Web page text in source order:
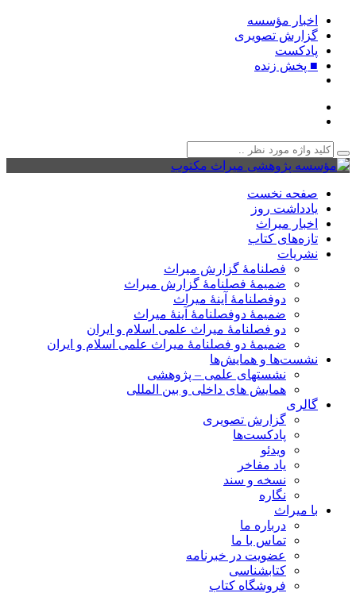
اخبار مؤسسه
گزارش تصویری
پادکست‌
■ پخش زنده
صفحه نخست
یادداشت روز
اخبار میراث
تازه‌های کتاب
نشریات
فصلنامۀ گزارش میراث
ضمیمۀ فصلنامۀ گزارش میراث
دوفصلنامۀ آینۀ میراث
ضمیمۀ دوفصلنامۀ آینۀ میراث
دو فصلنامۀ میراث علمی اسلام و ایران
ضمیمۀ دو فصلنامۀ میراث علمی اسلام و ایران
نشست‌ها و همایش‌ها
نشستهای علمی – پژوهشی
همایش های داخلی و بین المللی
گالری
گزارش تصویری
پادکست‌ها
ویدئو
یاد مفاخر
نسخه و سند
نگاره
با میراث
درباره ما
تماس با ما
عضویت در خبرنامه
کتابشناسی
فروشگاه کتاب